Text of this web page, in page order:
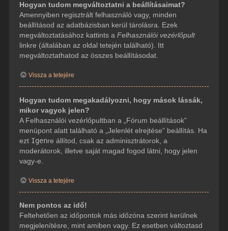
Hogyan tudom megváltoztatni a beállításaimat?
Amennyiben regisztrált felhasználó vagy, minden
beállításod az adatbázisban kerül tárolásra. Ezek
megváltoztatásához kattints a Felhasználói vezérlőpult
linkre (általában az oldal tetején található). Itt
megváltoztathatod az összes beállításodat.
Vissza a tetejére
Hogyan tudom megakadályozni, hogy mások lássák,
mikor vagyok jelen?
A Felhasználói vezérlőpultban a „Fórum beállítások”
menüpont alatt található a „Jelenlét elrejtése” beállítás. Ha
ezt Igenre állítod, csak az adminisztrátorok, a
moderátorok, illetve saját magad fogod látni, hogy jelen
vagy-e.
Vissza a tetejére
Nem pontos az idő!
Feltehetően az időpontok más időzóna szerint kerülnek
megjelenítésre, mint amiben vagy. Ez esetben változtasd